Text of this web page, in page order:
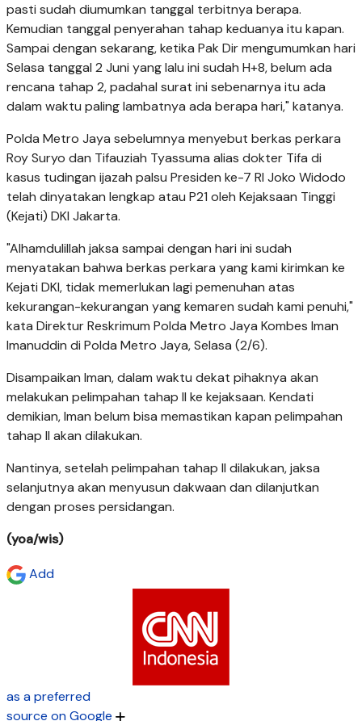
pasti sudah diumumkan tanggal terbitnya berapa.
Kemudian tanggal penyerahan tahap keduanya itu kapan.
Sampai dengan sekarang, ketika Pak Dir mengumumkan hari
Selasa tanggal 2 Juni yang lalu ini sudah H+8, belum ada
rencana tahap 2, padahal surat ini sebenarnya itu ada
dalam waktu paling lambatnya ada berapa hari," katanya.
Polda Metro Jaya sebelumnya menyebut berkas perkara
Roy Suryo dan Tifauziah Tyassuma alias dokter Tifa di
kasus tudingan ijazah palsu Presiden ke-7 RI Joko Widodo
telah dinyatakan lengkap atau P21 oleh Kejaksaan Tinggi
(Kejati) DKI Jakarta.
"Alhamdulillah jaksa sampai dengan hari ini sudah
menyatakan bahwa berkas perkara yang kami kirimkan ke
Kejati DKI, tidak memerlukan lagi pemenuhan atas
kekurangan-kekurangan yang kemaren sudah kami penuhi,"
kata Direktur Reskrimum Polda Metro Jaya Kombes Iman
Imanuddin di Polda Metro Jaya, Selasa (2/6).
Disampaikan Iman, dalam waktu dekat pihaknya akan
melakukan pelimpahan tahap II ke kejaksaan. Kendati
demikian, Iman belum bisa memastikan kapan pelimpahan
tahap II akan dilakukan.
Nantinya, setelah pelimpahan tahap II dilakukan, jaksa
selanjutnya akan menyusun dakwaan dan dilanjutkan
dengan proses persidangan.
(yoa/wis)
Add
as a preferred
source on Google